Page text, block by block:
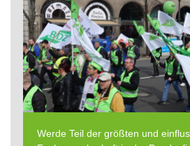
Werde Teil der größten und